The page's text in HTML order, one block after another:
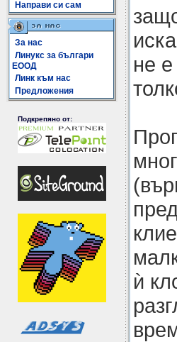
Направи си сам
За нас
Линукс за българи
ЕООД
Линк към нас
Предложения
Подкрепяно от:
не
ѝ